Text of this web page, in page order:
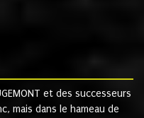
et des successeurs
mais dans le hameau de